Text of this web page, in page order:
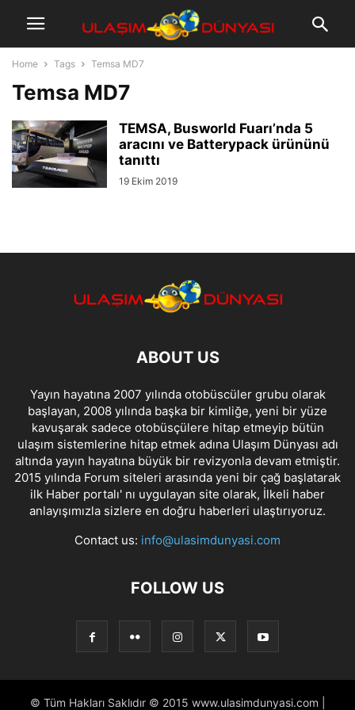
Home Tags Temsa MD7
Temsa MD7
TEMSA, Busworld Fuarı’nda 5
aracını ve Batterypack ürününü
tanıttı
19 Ekim 2019
ABOUT US
Yayın hayatına 2007 yılında otobüscüler grubu olarak
başlayan, 2008 yılında başka bir kimliğe, yeni bir yüze
kavuşarak sadece otobüsçülere hitap etmeyip bütün
ulaşım sistemlerine hitap etmek adına Ulaşım Dünyası adı
altında yayın hayatına büyük bir revizyonla devam etmiştir.
2015 yılında Forum siteleri arasında yeni bir çağ başlatarak
ilk Haber portalı' nı uygulayan site olarak, İlkeli haber
anlayışımızla sizlere en doğru haberleri ulaştırıyoruz.
Contact us: info@ulasimdunyasi.com
FOLLOW US
© Tüm Hakları Saklıdır © 2015 www.ulasimdunyasi.com |